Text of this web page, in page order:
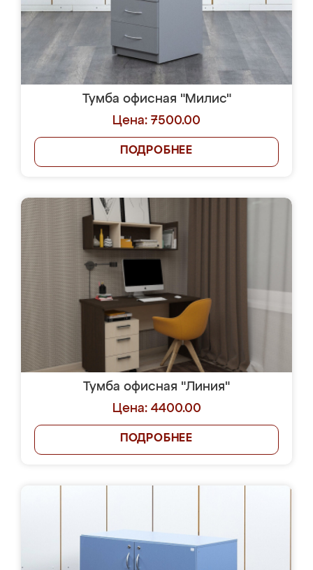
Тумба офисная "Милис"
Цена: 7500.00
ПОДРОБНЕЕ
Тумба офисная "Линия"
Цена: 4400.00
ПОДРОБНЕЕ